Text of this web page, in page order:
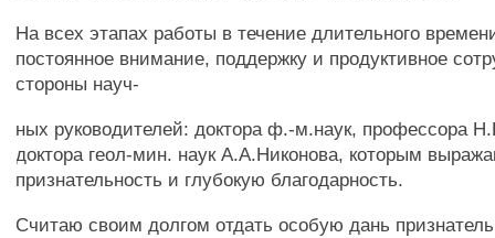
На всех этапах работы в течение длительного
постоянное внимание, поддержку и продуктивное
стороны науч-
ных руководителей: доктора ф.-м.наук, профессора
доктора геол-мин. наук А.А.Никонова, которым
признательность и глубокую благодарность.
Считаю своим долгом отдать особую дань